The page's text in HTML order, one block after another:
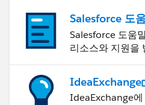
Salesforce 도
Salesforce 도움
리소스와 지원을
IdeaExchange
IdeaExchange